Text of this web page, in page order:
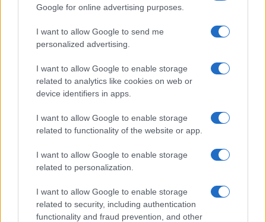
Google for online advertising purposes.
I want to allow Google to send me
personalized advertising.
I want to allow Google to enable storage
related to analytics like cookies on web or
device identifiers in apps.
I want to allow Google to enable storage
related to functionality of the website or app.
I want to allow Google to enable storage
related to personalization.
I want to allow Google to enable storage
related to security, including authentication
functionality and fraud prevention, and other
Rekordszámú antiszemita
incidens történt 2022-ben
Amerikában
2023. március 24.